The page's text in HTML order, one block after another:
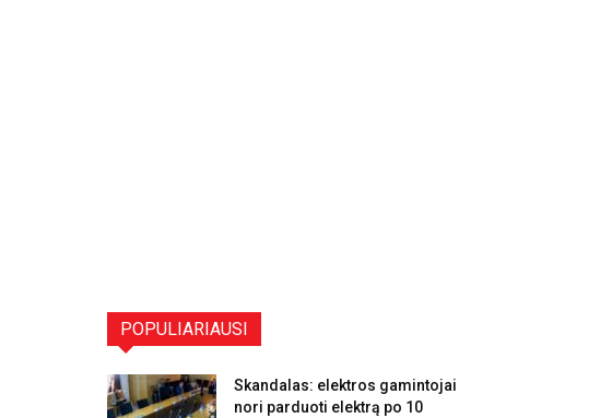
POPULIARIAUSI
Skandalas: elektros gamintojai
nori parduoti elektrą po 10